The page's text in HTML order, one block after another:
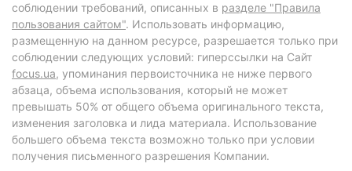
соблюдении требований, описанных в разделе "Правила
пользования сайтом". Использовать информацию,
размещенную на данном ресурсе, разрешается только при
соблюдении следующих условий: гиперссылки на Сайт
focus.ua, упоминания первоисточника не ниже первого
абзаца, объема использования, который не может
превышать 50% от общего объема оригинального текста,
изменения заголовка и лида материала. Использование
большего объема текста возможно только при условии
получения письменного разрешения Компании.